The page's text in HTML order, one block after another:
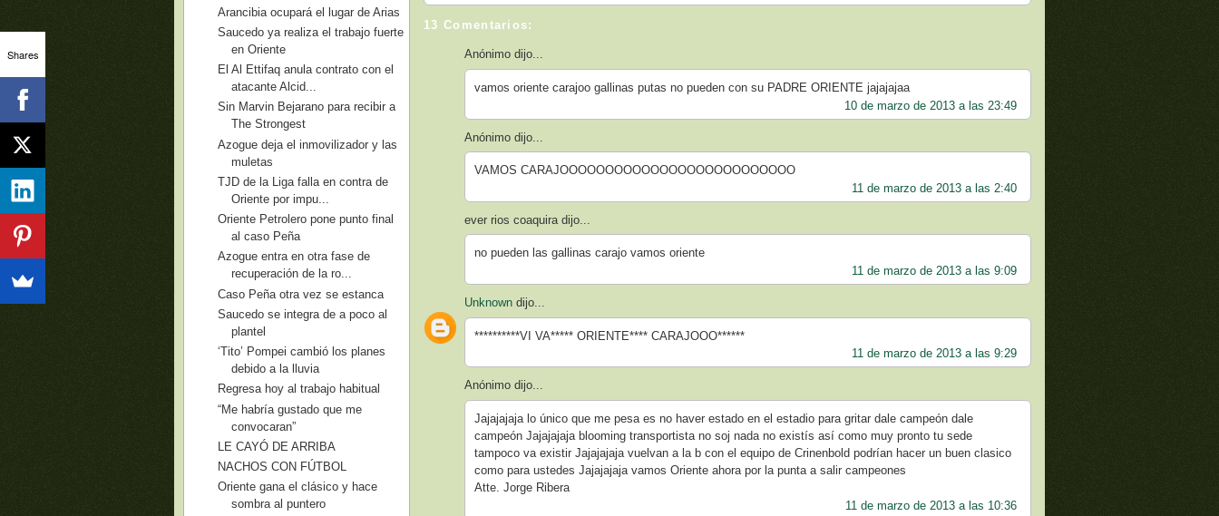
13 Comentarios:
Anónimo dijo...
vamos oriente carajoo gallinas putas no pueden con su PADRE ORIENTE jajajajaa
10 de marzo de 2013 a las 23:49
Anónimo dijo...
VAMOS CARAJOOOOOOOOOOOOOOOOOOOOOOOOOO
11 de marzo de 2013 a las 2:40
ever rios coaquira dijo...
no pueden las gallinas carajo vamos oriente
11 de marzo de 2013 a las 9:09
Unknown dijo...
**********VI VA***** ORIENTE**** CARAJOOO******
11 de marzo de 2013 a las 9:29
Anónimo dijo...
Jajajajaja lo único que me pesa es no haver estado en el estadio para gritar dale campeón dale
campeón Jajajajaja blooming transportista no soj nada no existís así como muy pronto tu sede
tampoco va existir Jajajajaja vuelvan a la b con el equipo de Crinenbold podrían hacer un buen clasico
como para ustedes Jajajajaja vamos Oriente ahora por la punta a salir campeones
Atte. Jorge Ribera
11 de marzo de 2013 a las 10:36
Arancibia ocupará el lugar de Arias
Saucedo ya realiza el trabajo fuerte
en Oriente
El Al Ettifaq anula contrato con el
atacante Alcid...
Sin Marvin Bejarano para recibir a
The Strongest
Azogue deja el inmovilizador y las
muletas
TJD de la Liga falla en contra de
Oriente por impu...
Oriente Petrolero pone punto final
al caso Peña
Azogue entra en otra fase de
recuperación de la ro...
Caso Peña otra vez se estanca
Saucedo se integra de a poco al
plantel
‘Tito’ Pompei cambió los planes
debido a la lluvia
Regresa hoy al trabajo habitual
“Me habría gustado que me
convocaran”
LE CAYÓ DE ARRIBA
NACHOS CON FÚTBOL
Oriente gana el clásico y hace
sombra al puntero
Shares